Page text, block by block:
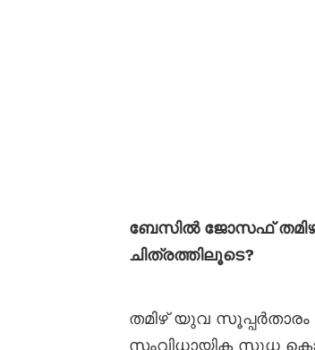
ബേസിൽ ജോസഫ്
ചിത്രത്തിലൂടെ?
തമിഴ് യുവ സൂപ്പർതാരം
സംവിധായിക സുധ